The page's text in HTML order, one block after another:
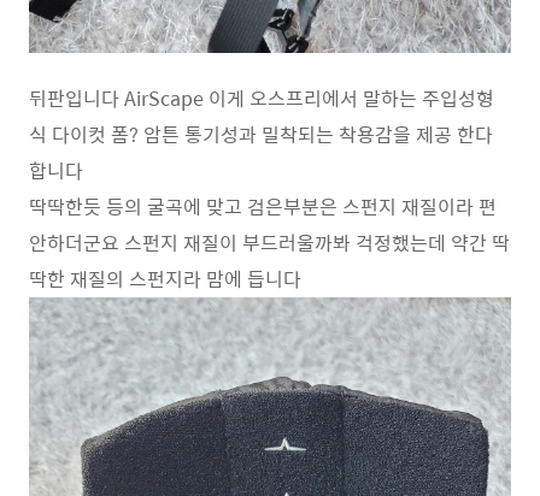
뒤판입니다 AirScape 이게 오스프리에서 말하는 주입성형
식 다이컷 폼? 암튼 통기성과 밀착되는 착용감을 제공 한다
합니다
딱딱한듯 등의 굴곡에 맞고 검은부분은 스펀지 재질이라 편
안하더군요 스펀지 재질이 부드러울까봐 걱정했는데 약간 딱
딱한 재질의 스펀지라 맘에 듭니다